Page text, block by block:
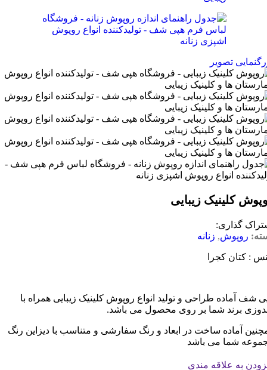
تصویر
کلینیک زیبایی
گذاری:
روپوش, زنانه
: کتان کجرا
شف آماده طراحی و تولید انواع روپوش کلینیک زیبایی همراه با
برند شما بر روی محصول می باشد.
آماده ساخت در ابعاد و رنگ سفارشی و متناسب با دیزاین رنگ
شما می باشد
به علاقه مندی